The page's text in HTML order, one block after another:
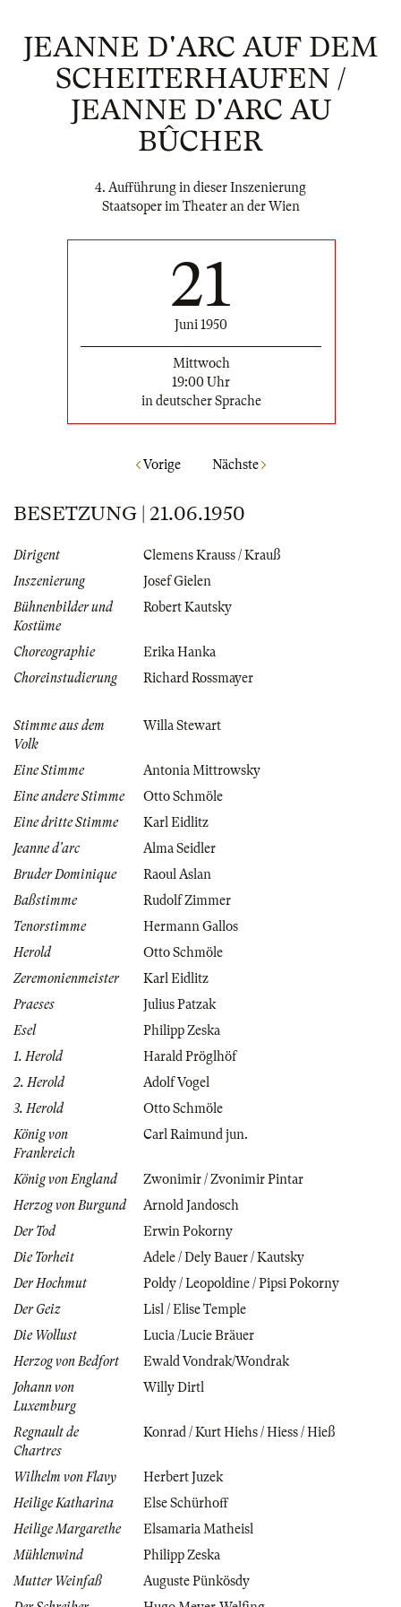
JEANNE D'ARC AUF DEM
SCHEITERHAUFEN /
JEANNE D'ARC AU
BÛCHER
4. Aufführung in dieser Inszenierung
Staatsoper im Theater an der Wien
21
Juni 1950
Mittwoch
19:00 Uhr
in deutscher Sprache
Vorige Nächste
BESETZUNG | 21.06.1950
Dirigent
Clemens Krauss / Krauß
Inszenierung
Josef Gielen
Bühnenbilder und
Kostüme
Robert Kautsky
Choreographie
Erika Hanka
Choreinstudierung
Richard Rossmayer
Stimme aus dem
Volk
Willa Stewart
Eine Stimme
Antonia Mittrowsky
Eine andere Stimme
Otto Schmöle
Eine dritte Stimme
Karl Eidlitz
Jeanne d'arc
Alma Seidler
Bruder Dominique
Raoul Aslan
Baßstimme
Rudolf Zimmer
Tenorstimme
Hermann Gallos
Herold
Otto Schmöle
Zeremonienmeister
Karl Eidlitz
Praeses
Julius Patzak
Esel
Philipp Zeska
1. Herold
Harald Pröglhöf
2. Herold
Adolf Vogel
3. Herold
Otto Schmöle
König von
Frankreich
Carl Raimund jun.
König von England
Zwonimir / Zvonimir Pintar
Herzog von Burgund
Arnold Jandosch
Der Tod
Erwin Pokorny
Die Torheit
Adele / Dely Bauer / Kautsky
Der Hochmut
Poldy / Leopoldine / Pipsi Pokorny
Der Geiz
Lisl / Elise Temple
Die Wollust
Lucia /Lucie Bräuer
Herzog von Bedfort
Ewald Vondrak/Wondrak
Johann von
Luxemburg
Willy Dirtl
Regnault de
Chartres
Konrad / Kurt Hiehs / Hiess / Hieß
Wilhelm von Flavy
Herbert Juzek
Heilige Katharina
Else Schürhoff
Heilige Margarethe
Elsamaria Matheisl
Mühlenwind
Philipp Zeska
Mutter Weinfaß
Auguste Pünkösdy